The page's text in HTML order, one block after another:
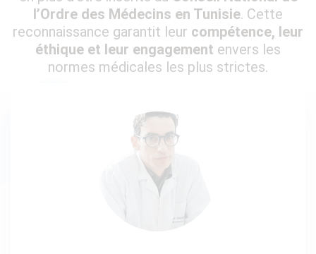
l’Ordre des Médecins en Tunisie. Cette
reconnaissance garantit leur compétence, leur
éthique et leur engagement envers les
normes médicales les plus strictes.